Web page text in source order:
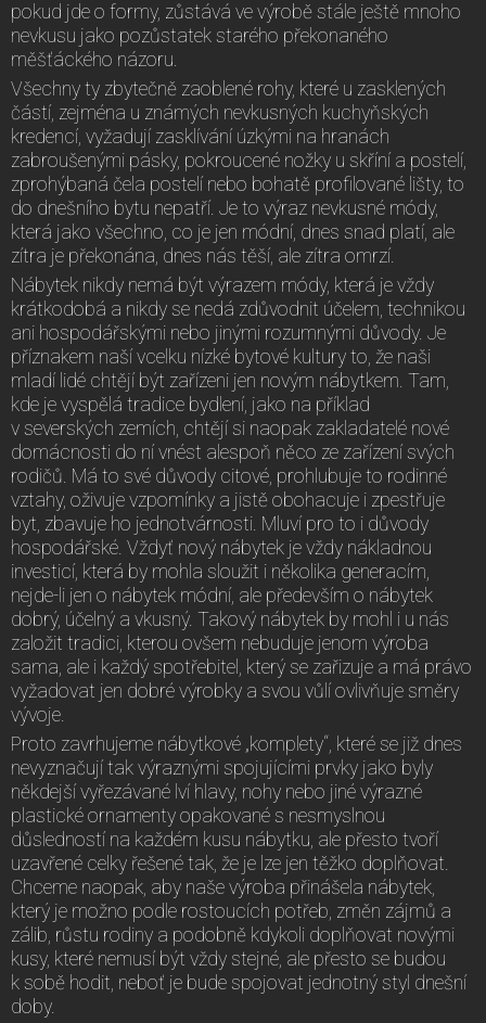
pokud jde o formy, zůstává ve výrobě stále ještě mnoho
nevkusu jako pozůstatek starého překonaného
měšťáckého názoru.
Všechny ty zbytečně zaoblené rohy, které u zasklených
částí, zejména u známých nevkusných kuchyňských
kredencí, vyžadují zasklívání úzkými na hranách
zabroušenými pásky, pokroucené nožky u skříní a postelí,
zprohýbaná čela postelí nebo bohatě profilované lišty, to
do dnešního bytu nepatří. Je to výraz nevkusné módy,
která jako všechno, co je jen módní, dnes snad platí, ale
zítra je překonána, dnes nás těší, ale zítra omrzí.
Nábytek nikdy nemá být výrazem módy, která je vždy
krátkodobá a nikdy se nedá zdůvodnit účelem, technikou
ani hospodářskými nebo jinými rozumnými důvody. Je
příznakem naší vcelku nízké bytové kultury to, že naši
mladí lidé chtějí být zařízeni jen novým nábytkem. Tam,
kde je vyspělá tradice bydlení, jako na příklad
v severských zemích, chtějí si naopak zakladatelé nové
domácnosti do ní vnést alespoň něco ze zařízení svých
rodičů. Má to své důvody citové, prohlubuje to rodinné
vztahy, oživuje vzpomínky a jistě obohacuje i zpestřuje
byt, zbavuje ho jednotvárnosti. Mluví pro to i důvody
hospodářské. Vždyť nový nábytek je vždy nákladnou
investicí, která by mohla sloužit i několika generacím,
nejde-li jen o nábytek módní, ale především o nábytek
dobrý, účelný a vkusný. Takový nábytek by mohl i u nás
založit tradici, kterou ovšem nebuduje jenom výroba
sama, ale i každý spotřebitel, který se zařizuje a má právo
vyžadovat jen dobré výrobky a svou vůlí ovlivňuje směry
vývoje.
Proto zavrhujeme nábytkové „komplety“, které se již dnes
nevyznačují tak výraznými spojujícími prvky jako byly
někdejší vyřezávané lví hlavy, nohy nebo jiné výrazné
plastické ornamenty opakované s nesmyslnou
důsledností na každém kusu nábytku, ale přesto tvoří
uzavřené celky řešené tak, že je lze jen těžko doplňovat.
Chceme naopak, aby naše výroba přinášela nábytek,
který je možno podle rostoucích potřeb, změn zájmů a
zálib, růstu rodiny a podobně kdykoli doplňovat novými
kusy, které nemusí být vždy stejné, ale přesto se budou
k sobě hodit, neboť je bude spojovat jednotný styl dnešní
doby.